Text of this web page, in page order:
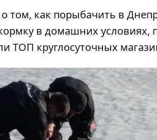
том, как порыбачить в
в домашних условиях,
ТОП круглосуточных